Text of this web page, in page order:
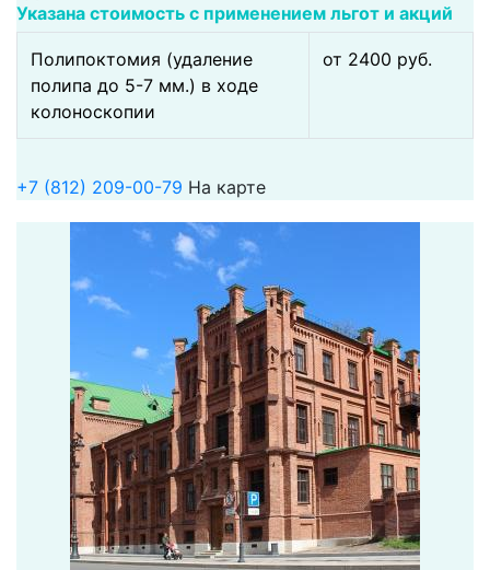
Указана стоимость с применением льгот и акций
Полипоктомия (удаление
полипа до 5-7 мм.) в ходе
колоноскопии
от 2400 pуб.
+7 (812) 209-00-79 На карте